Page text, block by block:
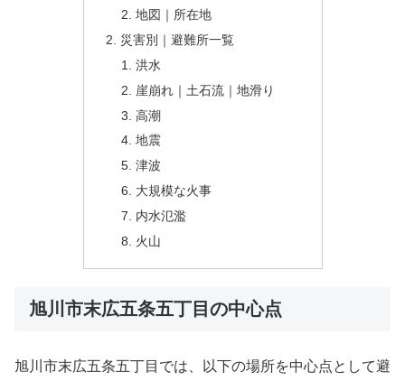
地図｜所在地
災害別｜避難所一覧
洪水
崖崩れ｜土石流｜地滑り
高潮
地震
津波
大規模な火事
内水氾濫
火山
旭川市末広五条五丁目の中心点
旭川市末広五条五丁目では、以下の場所を中心点として避